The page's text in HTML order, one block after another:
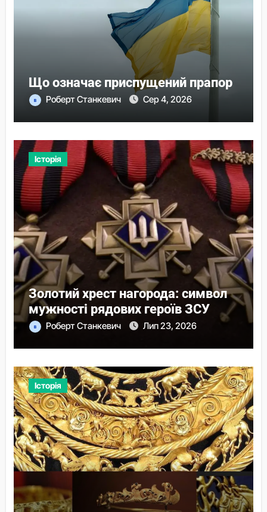
Що означає приспущений прапор
Роберт Станкевич Сер 4, 2026
Історія
Золотий хрест нагорода: символ
мужності рядових героїв ЗСУ
Роберт Станкевич Лип 23, 2026
Історія